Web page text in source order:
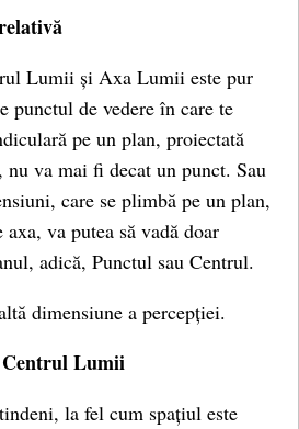
Lumii și Axa Lumii este pur
punctul de vedere în care te
pe un plan, proiectată
nu va mai fi decat un punct. Sau
care se plimbă pe un plan,
va putea să vadă doar
adică, Punctul sau Centrul.
dimensiune a percepției.
Centrul Lumii
la fel cum spațiul este